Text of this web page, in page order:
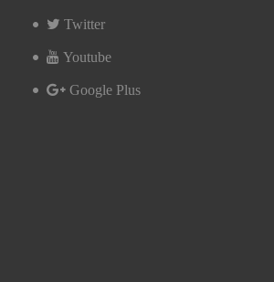
Twitter
Youtube
Google Plus